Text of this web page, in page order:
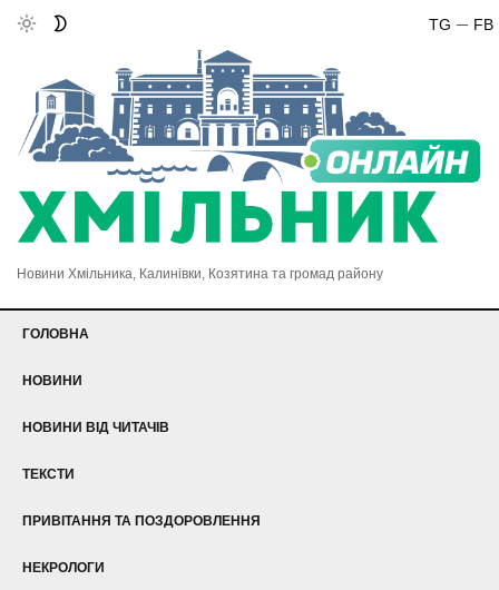
FB
TG
Новини Хмільника, Калинівки, Козятина та громад району
ГОЛОВНА
НОВИНИ
НОВИНИ ВІД ЧИТАЧІВ
ТЕКСТИ
ПРИВІТАННЯ ТА ПОЗДОРОВЛЕННЯ
НЕКРОЛОГИ